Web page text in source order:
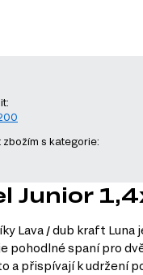
s kategorie:
Junior
Lava / dub kraft
pohodlné spaní pro
a přispívají k udržení